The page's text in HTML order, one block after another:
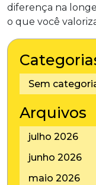
diferença na
o que você
Sem
Arquivos
julho 2026
junho 2026
maio 2026